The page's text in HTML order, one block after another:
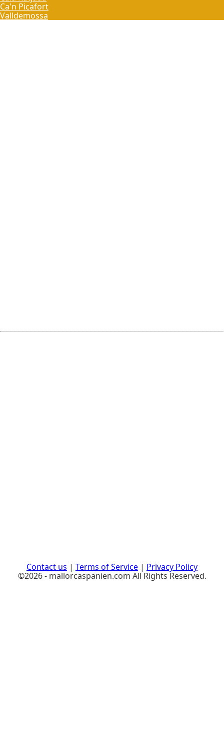
Ca'n Picafort
Valldemossa
Contact us | Terms of Service | Privacy Policy
©2026 - mallorcaspanien.com All Rights Reserved.